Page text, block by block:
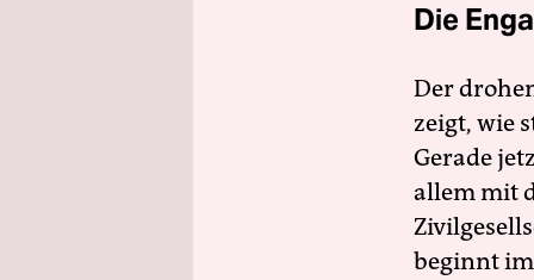
Die
Der
zeigt, wie
Gerade
allem mit
beginnt